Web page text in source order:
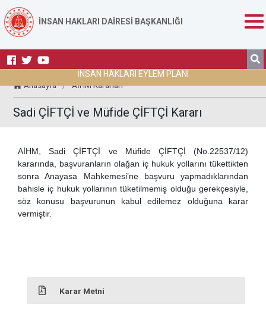
İNSAN HAKLARI DAİRESİ BAŞKANLIĞI
İNSAN HAKLARI EYLEM PLANI
Anasayfa / AİHM Kararları
Sadi ÇİFTÇİ ve Müfide ÇİFTÇİ Kararı
AİHM, Sadi ÇİFTÇİ ve Müfide ÇİFTÇİ (No.22537/12)
kararında, başvuranların olağan iç hukuk yollarını tükettikten
sonra Anayasa Mahkemesi’ne başvuru yapmadıklarından
bahisle iç hukuk yollarının tüketilmemiş olduğu gerekçesiyle,
söz konusu başvurunun kabul edilemez olduğuna karar
vermiştir.
Karar Metni